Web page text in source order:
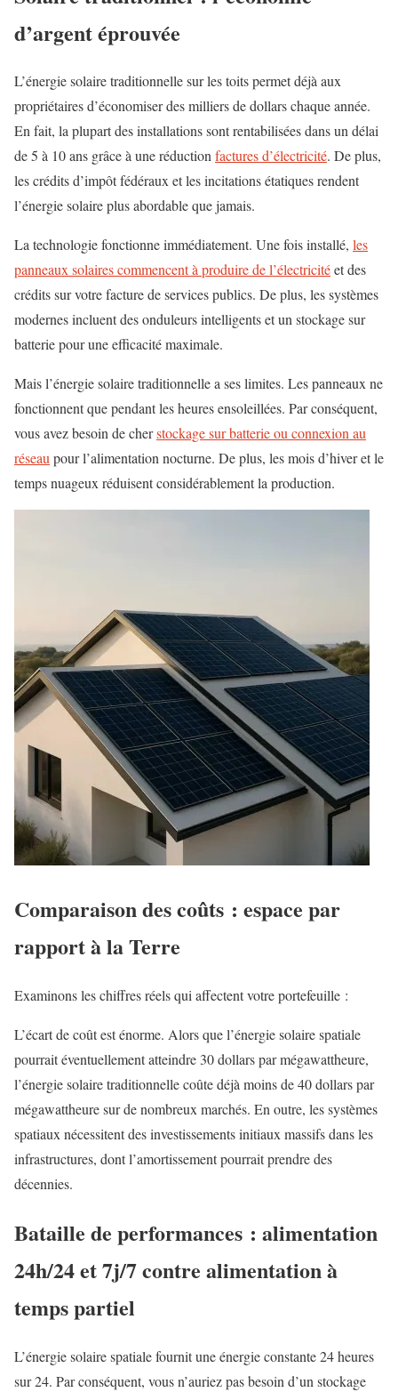
d’argent éprouvée
L’énergie solaire traditionnelle sur les toits permet déjà aux
propriétaires d’économiser des milliers de dollars chaque année.
En fait, la plupart des installations sont rentabilisées dans un délai
de 5 à 10 ans grâce à une réductionfactures d’électricité. De plus,
les crédits d’impôt fédéraux et les incitations étatiques rendent
l’énergie solaire plus abordable que jamais.
La technologie fonctionne immédiatement. Une fois installé, les
panneaux solaires commencent à produire de l’électricitéet des
crédits sur votre facture de services publics. De plus, les systèmes
modernes incluent des onduleurs intelligents et un stockage sur
batterie pour une efficacité maximale.
Mais l’énergie solaire traditionnelle a ses limites. Les panneaux ne
fonctionnent que pendant les heures ensoleillées. Par conséquent,
vous avez besoin de cherstockage sur batterie ou connexion au
réseaupour l’alimentation nocturne. De plus, les mois d’hiver et le
temps nuageux réduisent considérablement la production.
Comparaison des coûts : espace par
rapport à la Terre
Examinons les chiffres réels qui affectent votre portefeuille :
L’écart de coût est énorme. Alors que l’énergie solaire spatiale
pourrait éventuellement atteindre 30 dollars par mégawattheure,
l’énergie solaire traditionnelle coûte déjà moins de 40 dollars par
mégawattheure sur de nombreux marchés. En outre, les systèmes
spatiaux nécessitent des investissements initiaux massifs dans les
infrastructures, dont l’amortissement pourrait prendre des
décennies.
Bataille de performances : alimentation
24h/24 et 7j/7 contre alimentation à
temps partiel
L’énergie solaire spatiale fournit une énergie constante 24 heures
sur 24. Par conséquent, vous n’auriez pas besoin d’un stockage